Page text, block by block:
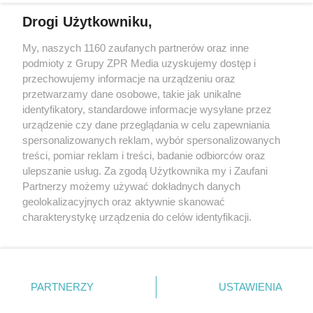
Żaden utwór zamieszczony w serwisie nie może być powielany i
rozpowszechniany lub dalej rozpowszechniany w jakikolwiek sposób (w
tym także elektroniczny lub mechaniczny) na jakimkolwiek polu
eksploatacji w jakiejkolwiek formie, włącznie z umieszczaniem w
Internecie bez pisemnej zgody właściciela praw. Jakiekolwiek użycie lub
wykorzystanie utworów w całości lub w części z naruszeniem prawa,
tzn. bez właściwej zgody, jest zabronione pod groźbą kary i może być
ścigane prawnie.
Drogi Użytkowniku,
My, naszych 1160 zaufanych partnerów oraz inne
podmioty z Grupy ZPR Media uzyskujemy dostęp i
przechowujemy informacje na urządzeniu oraz
przetwarzamy dane osobowe, takie jak unikalne
identyfikatory, standardowe informacje wysyłane przez
urządzenie czy dane przeglądania w celu zapewniania
spersonalizowanych reklam, wybór spersonalizowanych
treści, pomiar reklam i treści, badanie odbiorców oraz
ulepszanie usług. Za zgodą Użytkownika my i Zaufani
Partnerzy możemy używać dokładnych danych
geolokalizacyjnych oraz aktywnie skanować
charakterystykę urządzenia do celów identyfikacji.
zmienić/wycofać klikając przycisk ustawień prywatności
znajdujący się w lewym dolnym rogu strony
PARTNERZY USTAWIENIA